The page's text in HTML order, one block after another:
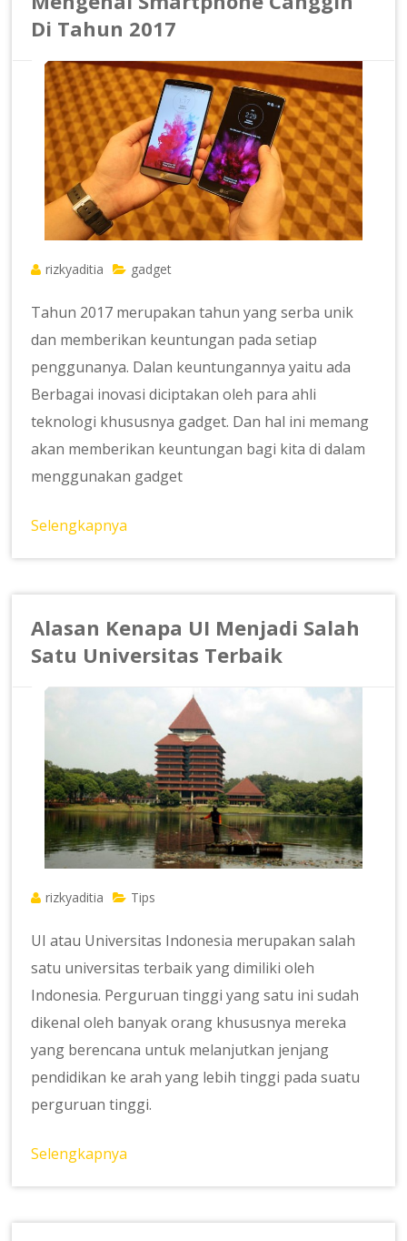
Di Tahun 2017
rizkyaditia gadget
Tahun 2017 merupakan tahun yang serba unik
dan memberikan keuntungan pada setiap
penggunanya. Dalan keuntungannya yaitu ada
Berbagai inovasi diciptakan oleh para ahli
teknologi khususnya gadget. Dan hal ini memang
akan memberikan keuntungan bagi kita di dalam
menggunakan gadget
Selengkapnya
Alasan Kenapa UI Menjadi Salah
Satu Universitas Terbaik
rizkyaditia Tips
UI atau Universitas Indonesia merupakan salah
satu universitas terbaik yang dimiliki oleh
Indonesia. Perguruan tinggi yang satu ini sudah
dikenal oleh banyak orang khususnya mereka
yang berencana untuk melanjutkan jenjang
pendidikan ke arah yang lebih tinggi pada suatu
perguruan tinggi.
Selengkapnya